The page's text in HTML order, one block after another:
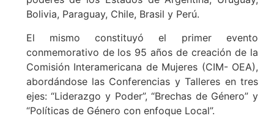
Bolivia, Paraguay, Chile, Brasil y Perú.
El mismo constituyó el primer evento
conmemorativo de los 95 años de creación de la
Comisión Interamericana de Mujeres (CIM- OEA),
abordándose las Conferencias y Talleres en tres
ejes: “Liderazgo y Poder”, “Brechas de Género” y
“Políticas de Género con enfoque Local”.